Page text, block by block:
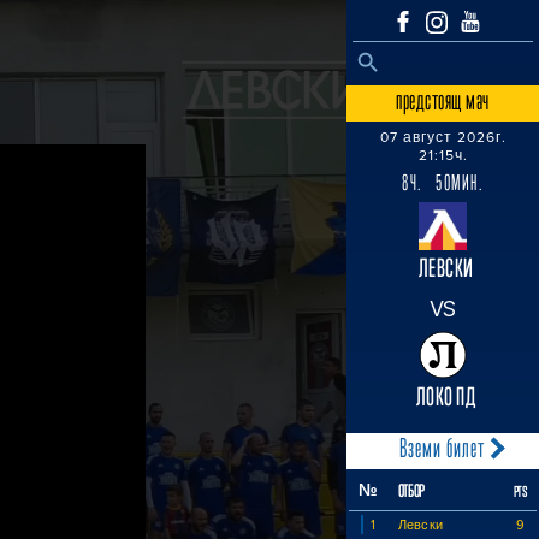
Search
SEARCH BUTTON
предстоящ мач
07 август 2026г.
21:15ч.
8Ч. 50МИН.
ЛЕВСКИ
VS
ЛОКО ПД
Вземи билет
№ ОТБОР PTS
1 Левски 9